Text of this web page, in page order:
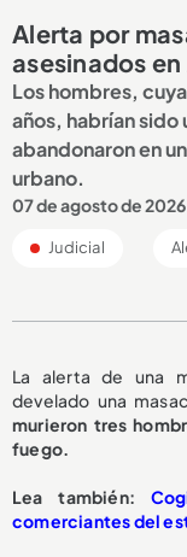
Alerta por
asesinados
Los hombres,
años, habrían
abandonaron en
urbano.
07 de agosto de 2026
Judicial
La alerta de una
develado una
murieron tres
fuego.
Lea también:
comerciantes del